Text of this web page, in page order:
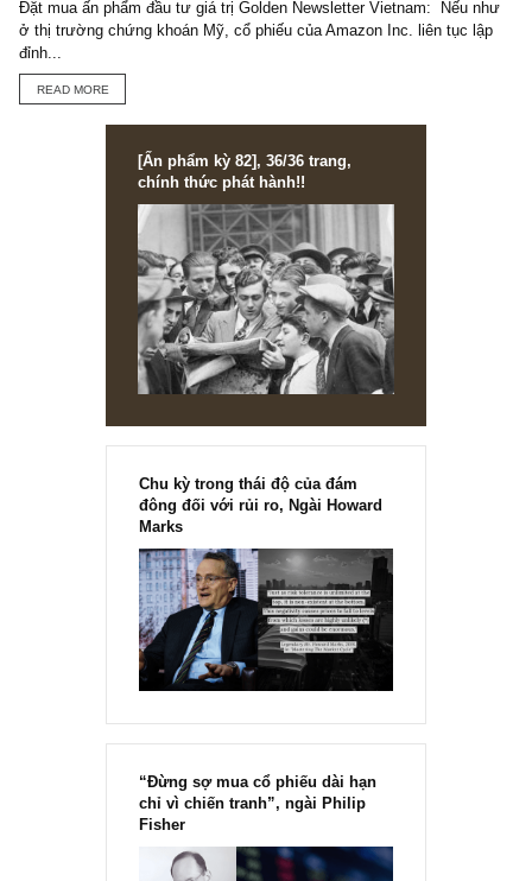
STOCK ANALYSIS
RICONS & CTD: Hai trường hợp tương
phản lạ lùng
(Cập nhật tháng 04/2019) Cách đây non 2 tháng trong ấn phẩm
giá trị số XIX, chúng tôi có phân tích qua case RICONS sau khi
STOCK ANALYSIS
ROS và “trò đùa” của thị trường chứng
khoán Việt
Đặt mua ấn phẩm đầu tư giá trị Golden Newsletter Vietnam: Nếu
[Ấn phẩm kỳ 82], 36/36 trang,
chính thức phát hành!!